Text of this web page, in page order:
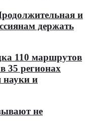
и
держать
110 маршрутов
35 регионах
науки и
не